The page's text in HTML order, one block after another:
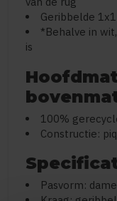
Geribbelde
*Behalve in
is
100%
Constructie:
Pasvorm: